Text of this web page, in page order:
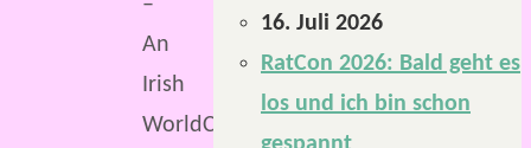
An
Irish
WorldCon.
16. Juli 2026
RatCon 2026: Bald geht es
los und ich bin schon